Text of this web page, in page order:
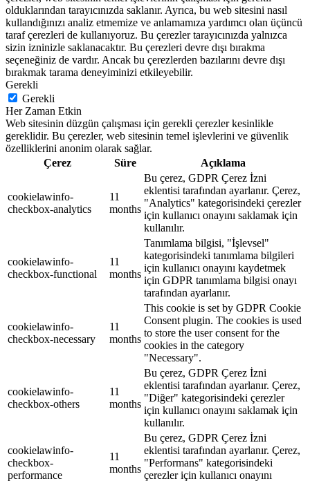
olduklarından tarayıcınızda saklanır. Ayrıca, bu web sitesini nasıl
kullandığınızı analiz etmemize ve anlamamıza yardımcı olan üçüncü
taraf çerezleri de kullanıyoruz. Bu çerezler tarayıcınızda yalnızca
sizin izninizle saklanacaktır. Bu çerezleri devre dışı bırakma
seçeneğiniz de vardır. Ancak bu çerezlerden bazılarını devre dışı
bırakmak tarama deneyiminizi etkileyebilir.
Gerekli
Gerekli
Her Zaman Etkin
Web sitesinin düzgün çalışması için gerekli çerezler kesinlikle
gereklidir. Bu çerezler, web sitesinin temel işlevlerini ve güvenlik
özelliklerini anonim olarak sağlar.
Çerez
Süre Açıklama
cookielawinfo-
checkbox-analytics
11
months
Bu çerez, GDPR Çerez İzni
eklentisi tarafından ayarlanır. Çerez,
"Analytics" kategorisindeki çerezler
için kullanıcı onayını saklamak için
kullanılır.
cookielawinfo-
checkbox-functional
11
months
Tanımlama bilgisi, "İşlevsel"
kategorisindeki tanımlama bilgileri
için kullanıcı onayını kaydetmek
için GDPR tanımlama bilgisi onayı
tarafından ayarlanır.
cookielawinfo-
checkbox-necessary
11
months
This cookie is set by GDPR Cookie
Consent plugin. The cookies is used
to store the user consent for the
cookies in the category
"Necessary".
cookielawinfo-
checkbox-others
11
months
Bu çerez, GDPR Çerez İzni
eklentisi tarafından ayarlanır. Çerez,
"Diğer" kategorisindeki çerezler
için kullanıcı onayını saklamak için
kullanılır.
cookielawinfo-
checkbox-
performance
11
months
Bu çerez, GDPR Çerez İzni
eklentisi tarafından ayarlanır. Çerez,
"Performans" kategorisindeki
çerezler için kullanıcı onayını